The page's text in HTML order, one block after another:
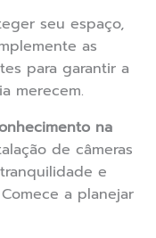
seu espaço,
as
para garantir a
merecem.
na
de câmeras
e
a planejar